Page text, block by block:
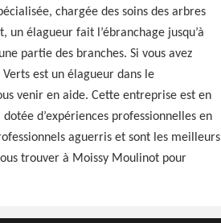
chargée des soins des arbres
un élagueur fait l’ébranchage jusqu’à
partie des branches. Si vous avez
Verts est un élagueur dans le
venir en aide. Cette entreprise est en
d’expériences professionnelles en
aguerris et sont les meilleurs
trouver à Moissy Moulinot pour